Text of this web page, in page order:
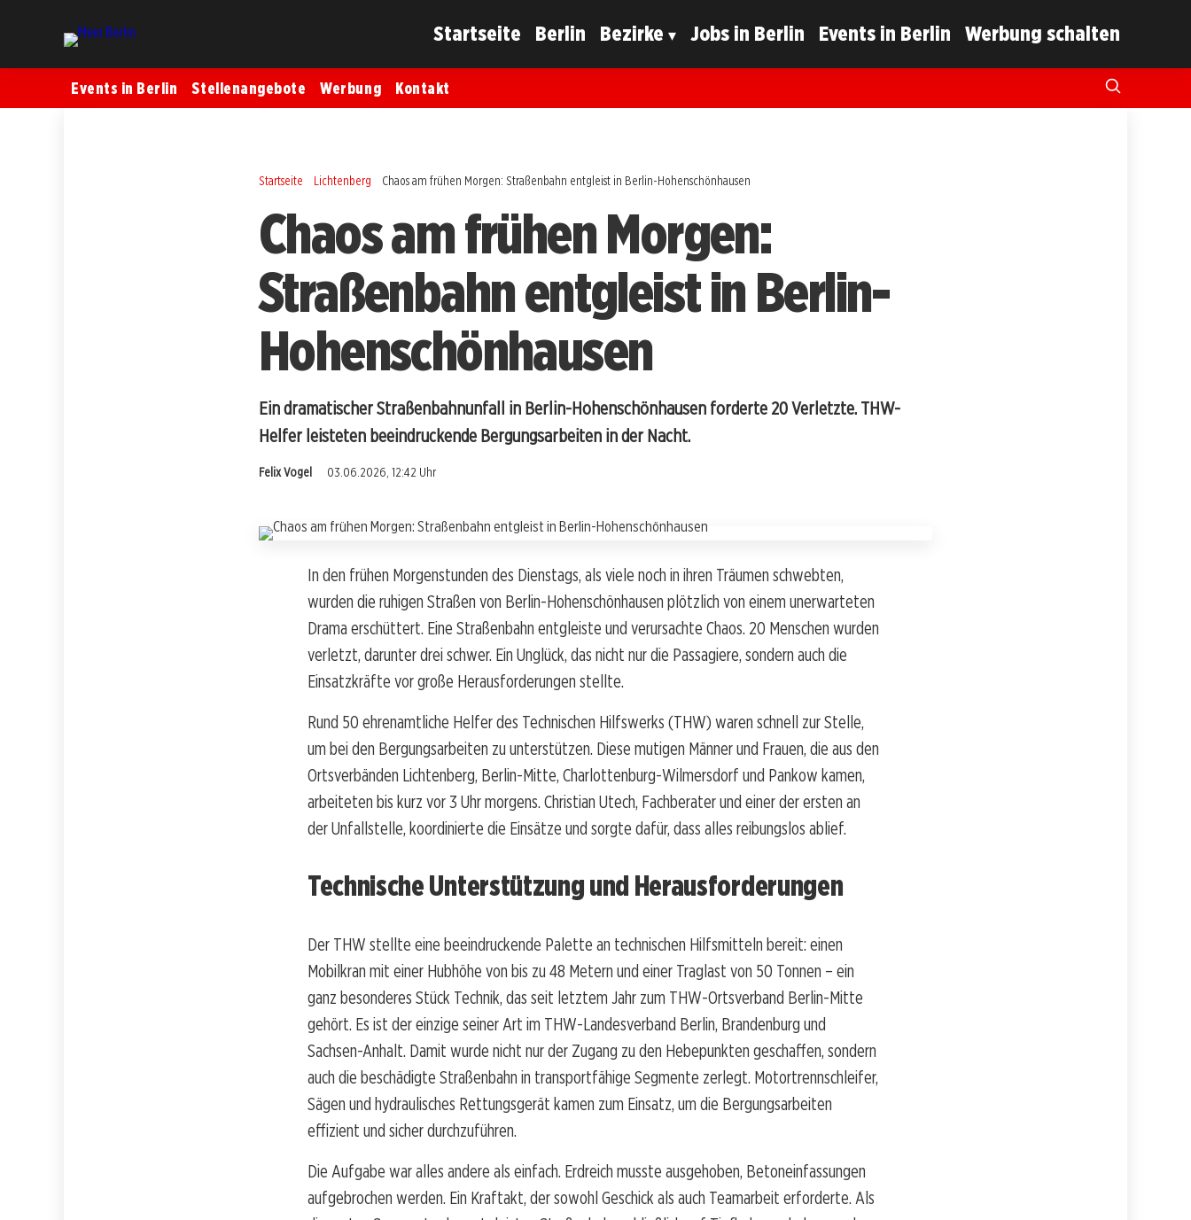
Startseite Berlin Bezirke Jobs in Berlin Events in Berlin Werbung schalten
Events in Berlin Stellenangebote Werbung Kontakt
Startseite Lichtenberg Chaos am frühen Morgen: Straßenbahn entgleist in Berlin-Hohenschönhausen
Chaos am frühen Morgen:
Straßenbahn entgleist in Berlin-
Hohenschönhausen
Ein dramatischer Straßenbahnunfall in Berlin-Hohenschönhausen forderte 20 Verletzte. THW-
Helfer leisteten beeindruckende Bergungsarbeiten in der Nacht.
Felix Vogel 03.06.2026, 12:42 Uhr
In den frühen Morgenstunden des Dienstags, als viele noch in ihren Träumen schwebten,
wurden die ruhigen Straßen von Berlin-Hohenschönhausen plötzlich von einem unerwarteten
Drama erschüttert. Eine Straßenbahn entgleiste und verursachte Chaos. 20 Menschen wurden
verletzt, darunter drei schwer. Ein Unglück, das nicht nur die Passagiere, sondern auch die
Einsatzkräfte vor große Herausforderungen stellte.
Rund 50 ehrenamtliche Helfer des Technischen Hilfswerks (THW) waren schnell zur Stelle,
um bei den Bergungsarbeiten zu unterstützen. Diese mutigen Männer und Frauen, die aus den
Ortsverbänden Lichtenberg, Berlin-Mitte, Charlottenburg-Wilmersdorf und Pankow kamen,
arbeiteten bis kurz vor 3 Uhr morgens. Christian Utech, Fachberater und einer der ersten an
der Unfallstelle, koordinierte die Einsätze und sorgte dafür, dass alles reibungslos ablief.
Technische Unterstützung und Herausforderungen
Der THW stellte eine beeindruckende Palette an technischen Hilfsmitteln bereit: einen
Mobilkran mit einer Hubhöhe von bis zu 48 Metern und einer Traglast von 50 Tonnen – ein
ganz besonderes Stück Technik, das seit letztem Jahr zum THW-Ortsverband Berlin-Mitte
gehört. Es ist der einzige seiner Art im THW-Landesverband Berlin, Brandenburg und
Sachsen-Anhalt. Damit wurde nicht nur der Zugang zu den Hebepunkten geschaffen, sondern
auch die beschädigte Straßenbahn in transportfähige Segmente zerlegt. Motortrennschleifer,
Sägen und hydraulisches Rettungsgerät kamen zum Einsatz, um die Bergungsarbeiten
effizient und sicher durchzuführen.
Die Aufgabe war alles andere als einfach. Erdreich musste ausgehoben, Betoneinfassungen
aufgebrochen werden. Ein Kraftakt, der sowohl Geschick als auch Teamarbeit erforderte. Als